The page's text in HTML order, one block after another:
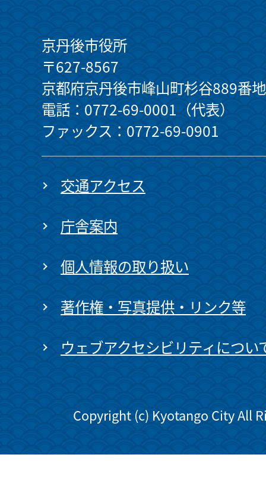
京丹後市役所
〒627-8567
京都府京丹後市峰山町杉谷889番地
電話：0772-69-0001（代表）
ファックス：0772-69-0901
交通アクセス
庁舎案内
個人情報の取り扱い
著作権・写真提供・リンク等
ウェブアクセシビリティについ
Copyright (c) Kyotango City All